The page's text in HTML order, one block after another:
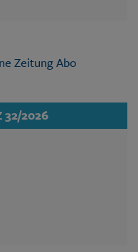
32/2026